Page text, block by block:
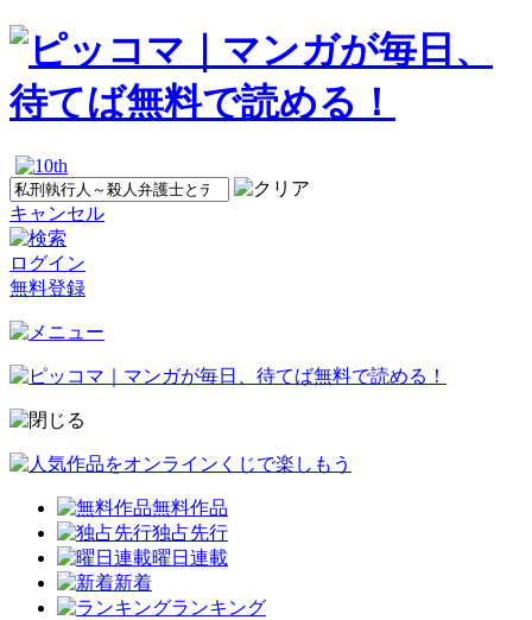
キャンセル
ログイン
無料登録
無料作品
独占先行
曜日連載
新着
ランキング